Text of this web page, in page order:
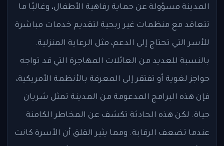
المدينة مسؤولة عن حماية رفاهية الأطفال، وغالبًا ما
تتعاقد مع منظمات غير ربحية لتقديم خدمات مباشرة
للأسر التي تحتاج إلى الدعم، مثل الرعاية المنزلية.
بالنسبة للعديد من العائلات المهاجرة التي قد تواجه
حواجز لغوية أو تفتقر إلى المعرفة بالأنظمة الأمريكية،
فإن هذه البرامج المدعومة من المدينة تمثل شريان
حياة. لكن هذه الحادثة تكشف عن المخاطر الكامنة
عندما تضعف الرقابة. ومما يثير القلق أن الأسرة كانت